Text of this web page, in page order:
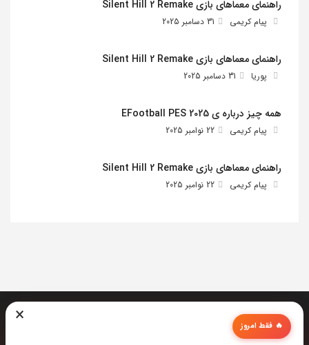
راهنمای معماهای بازی Silent Hill 2 Remake
پیام کریمی 31 دسامبر 2025
راهنمای معماهای بازی Silent Hill 2 Remake
پوریا 31 دسامبر 2025
همه چیز درباره ی EFootball PES 2025
پیام کریمی 22 نوامبر 2025
راهنمای معماهای بازی Silent Hill 2 Remake
پیام کریمی 22 نوامبر 2025
× 🔥 فقط امروز